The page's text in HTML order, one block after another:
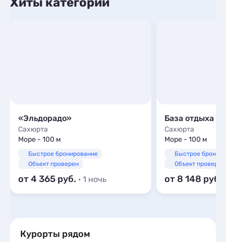
«Эльдорадо»
Сахюрта
Море - 100 м
Быстрое бронирование
Объект проверен
от 4 365 · 1 ночь
База отдыха
Сахюрта
Море - 100 м
Быстрое
Объект проверен
от 8 148
Курорты рядом